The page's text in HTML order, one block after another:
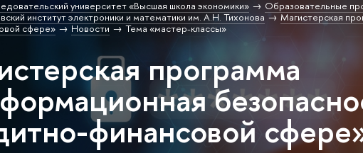
университет «Высшая школа экономики»
Образовательные
институт электроники и математики им. А.Н. Тихонова
Магистерская
сфере»
Новости Тема «мастер-классы»
программа
финансовой